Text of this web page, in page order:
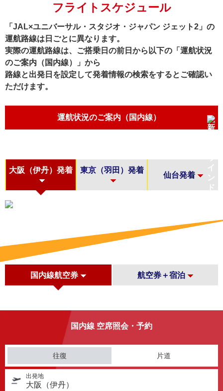
フライトスケジュール
「JAL×ユニバーサル・スタジオ・ジャパン ジェット2」の
運航路線は日ごとに異なります。
実際の運航路線は、ご搭乗日の前日から以下の「運航状況
のご案内（国内線）」から
路線と出発日を設定して発着情報の検索をするとご確認い
ただけます。
運航状況のご案内（国内線）
大阪（伊丹）発着 東京（羽田）発着
仙台発着
国内線航空券 航空券＋宿泊
国内線 空席照会・予約
往復 片道
出発地
大阪（伊丹）